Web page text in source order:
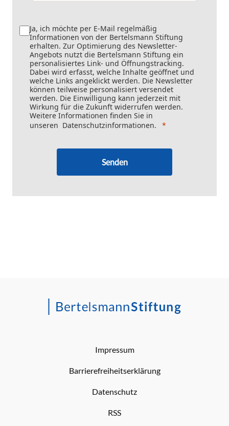
Ja, ich möchte per E-Mail regelmäßig
Informationen von der Bertelsmann Stiftung
erhalten. Zur Optimierung des Newsletter-
Angebots nutzt die Bertelsmann Stiftung ein
personalisiertes Link- und Öffnungstracking.
Dabei wird erfasst, welche Inhalte geöffnet und
welche Links angeklickt werden. Die Newsletter
können teilweise personalisiert versendet
werden. Die Einwilligung kann jederzeit mit
Wirkung für die Zukunft widerrufen werden.
Weitere Informationen finden Sie in
unseren Datenschutzinformationen.
Senden
Impressum
Barrierefreiheitserklärung
Datenschutz
RSS